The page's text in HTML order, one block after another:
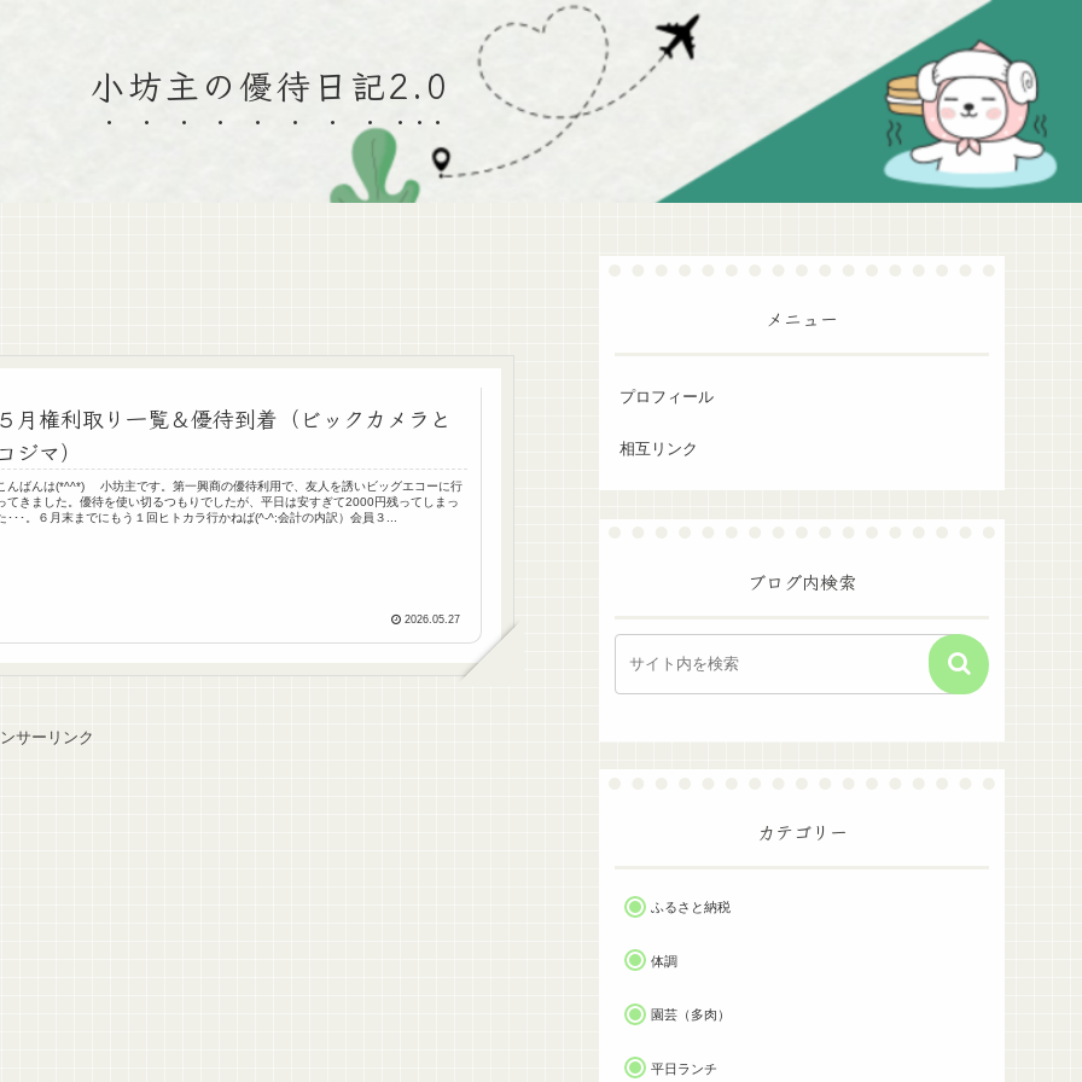
小坊主の優待日記2.0
月権利取り一覧＆優待到着（ビックカメラと
ジマ）
んばんは(*^^*) 小坊主です。第一興商の優待利用で、友人を誘いビッグエコーに行
てきました。優待を使い切るつもりでしたが、平日は安すぎて2000円残ってしまっ
･･･。６月末までにもう１回ヒトカラ行かねば(^-^;会計の内訳）会員３...
2026.05.27
サーリンク
メニュー
プロフィール
相互リンク
ブログ内検索
カテゴリー
ふるさと納税
体調
園芸（多肉）
平日ランチ